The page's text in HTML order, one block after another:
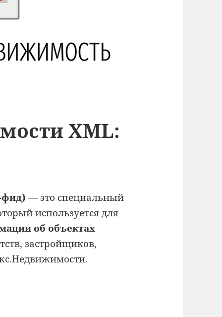
XML:
фид) — это специальный
используется для
об объектах
застройщиков,
что такое